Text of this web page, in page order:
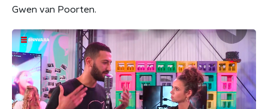
Gwen van Poorten.